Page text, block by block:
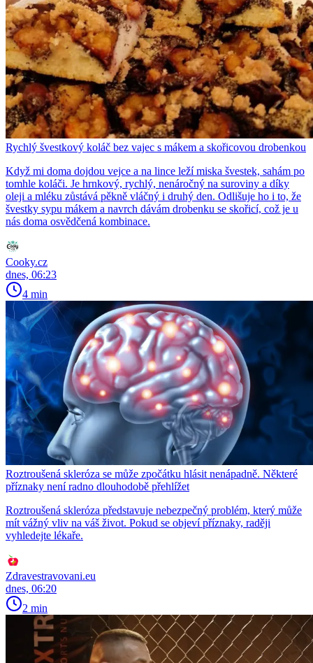
Rychlý švestkový koláč bez vajec s mákem a skořicovou drobenkou
Když mi doma dojdou vejce a na lince leží miska švestek, sahám po
tomhle koláči. Je hrnkový, rychlý, nenáročný na suroviny a díky
oleji a mléku zůstává pěkně vláčný i druhý den. Odlišuje ho i to, že
švestky sypu mákem a navrch dávám drobenku se skořicí, což je u
nás doma osvědčená kombinace.
Cooky.cz
dnes, 06:23
4 min
Roztroušená skleróza se může zpočátku hlásit nenápadně. Některé
příznaky není radno dlouhodobě přehlížet
Roztroušená skleróza představuje nebezpečný problém, který může
mít vážný vliv na váš život. Pokud se objeví příznaky, raději
vyhledejte lékaře.
Zdravestravovani.eu
dnes, 06:20
2 min